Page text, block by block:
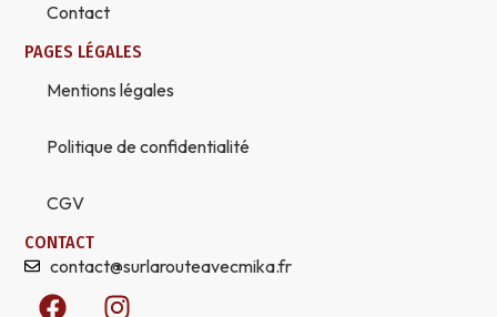
Contact
PAGES LÉGALES
Mentions légales
Politique de confidentialité
CGV
CONTACT
contact@surlarouteavecmika.fr
F
I